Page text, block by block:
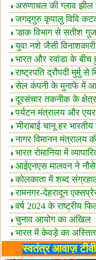
अरुणाचल की ग्लाव झील
स्थल घोषित
जगद्गुरु कृपालु विवि
शैक्षिक सत्र शुरू
'डाक विभाग से सतीश
का रिश्ता गहरा'
युवा नशे जैसी
से दूर रहें-मोदी
भारत और रवांडा के
व्यापार विस्तार
राष्ट्रपति द्रौपदी मुर्मु से
बस्तर के प्रतिनिधि
सेल कंपनी के मुनाफे में
उछाल!
दूरसंचार तकनीक के
उत्कृष्टता पुरस्कार
पर्यटन मंत्रालय और एयर
इंडिया में समझौता
'मीराबाई चानू हर
लिए प्रेरणा'
नागर विमानन मंत्रालय
यात्रियों को सलाह
भारत रोमानिया में
साझेदारियां
आईएनएस मालवन ने
ताकत बढ़ाई
कोलकाता में शब्द
उद्घाटन
रामनगर-देहरादून
हरी झंडी
वर्ष 2024 के राष्ट्रीय
पुरस्कारों की घोषणा
चुनाव आयोग का अखिल
भारतीय मीडिया सम्मेलन
भारत में केवड़े का
लाख वर्ष!
लखनऊ में 'एक राष्ट्र एक
स्वतंत्र आवाज़ टीवी